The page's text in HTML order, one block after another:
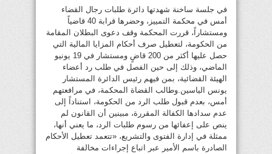
في جلسة ساخنة شهدتها دائرة طلبات رجال القضاء
أمس في محكمة التمييز، وحضرها قرابة 40 قاضياً
ومستشاراً، قررت المحكمة وقف دعوى البطلان المقامة
من الحكومة، لتعطيل صرف أحكام المزايا المالية التي
حصل عليها أكثر من 200 قاضٍ ومستشار في 19 يونيو
الماضي، وذلك إلى حين الفصل في طلب رد أعضاء
الهيئة القضائية، بمن فيهم رئيس الدائرة المستشار
يونس الياسين.وطالب القضاة المحكمة، في مرافعتهم
أمس، بعدم قبول طلب الرد من الحكومة، استناداً إلى
عدم سدادها الكفالة المقررة، مبينين أن القانون لم
ينص على إعفائها من رسوم طلبات الرد، ما يعني أنها،
ممثلة في إدارة الفتوى والتشريع، «تتعمد تعطيل الأحكام
الصادرة باسم الأمير عبر اتباع إجراءات مخالفة